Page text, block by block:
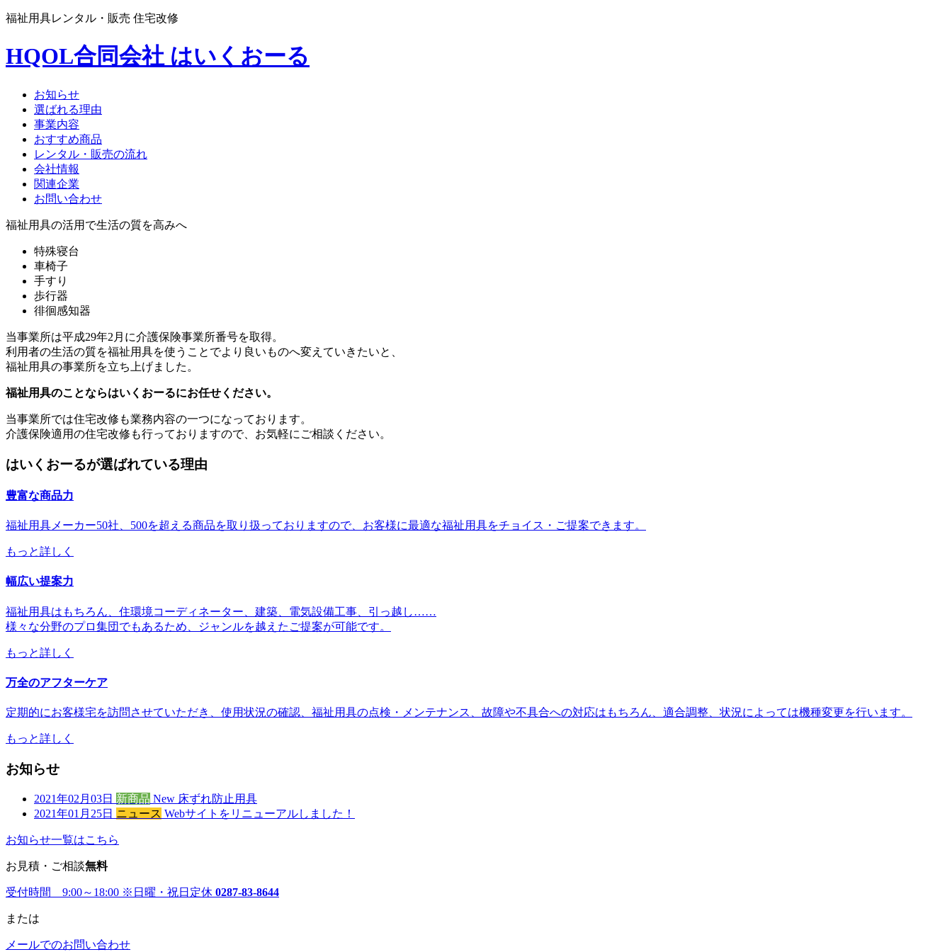
福祉用具レンタル・販売 住宅改修
HQOL合同会社 はいくおーる
お知らせ
選ばれる理由
事業内容
おすすめ商品
レンタル・販売の流れ
会社情報
関連企業
お問い合わせ
福祉用具の活用で生活の質を高みへ
特殊寝台
車椅子
手すり
歩行器
徘徊感知器
当事業所は平成29年2月に介護保険事業所番号を取得。
利用者の生活の質を福祉用具を使うことでより良いものへ変えていきたいと、
福祉用具の事業所を立ち上げました。
福祉用具のことならはいくおーるにお任せください。
当事業所では住宅改修も業務内容の一つになっております。
介護保険適用の住宅改修も行っておりますので、お気軽にご相談ください。
はいくおーるが選ばれている理由
豊富な商品力
福祉用具メーカー50社、500を超える商品を取り扱っておりますので、お客様に最適な福祉用具をチョイス・ご提案できます。
もっと詳しく
幅広い提案力
福祉用具はもちろん、住環境コーディネーター、建築、電気設備工事、引っ越し……
様々な分野のプロ集団でもあるため、ジャンルを越えたご提案が可能です。
もっと詳しく
万全のアフターケア
定期的にお客様宅を訪問させていただき、使用状況の確認、福祉用具の点検・メンテナンス、故障や不具合への対応はもちろん、適合調整、状況によっては機種変更を行います。
もっと詳しく
お知らせ
2021年02月03日 新商品 New 床ずれ防止用具
2021年01月25日 ニュース Webサイトをリニューアルしました！
お知らせ一覧はこちら
お見積・ご相談無料
受付時間 9:00～18:00 ※日曜・祝日定休 0287-83-8644
または
メールでのお問い合わせ